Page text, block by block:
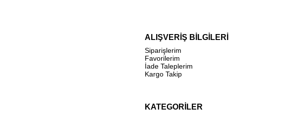
ALIŞVERİŞ BİLGİLERİ
Siparişlerim
Favorilerim
İade Taleplerim
Kargo Takip
KATEGORİLER